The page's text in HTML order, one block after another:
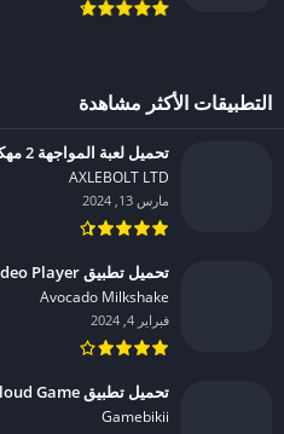
التطبيقات الأكثر مشاهدة
تحميل لعبة المواجهة 2 مهكرة للاندرويد 2024
AXLEBOLT LTD‏
مارس 13, 2024
تحميل تطبيق Provid Video Player مهكر للاندرويد 2024
Avocado Milkshake‏
فبراير 4, 2024
تحميل تطبيق Bikii Cloud Game مهكر للاندرويد 2024
Gamebikii‏